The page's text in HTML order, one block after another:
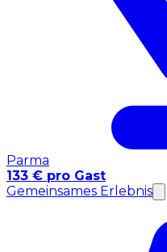
Parma
133 € pro Gast
Gemeinsames Erlebnis